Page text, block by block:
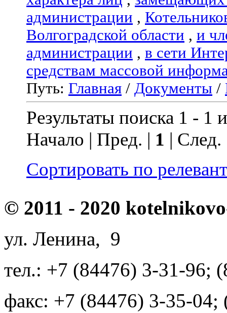
администрации ,
Волгоградской области , и
администрации , в сети
средствам массовой
Путь: Главная / Документы /
Результаты поиска 1 - 1
Начало | Пред. | 1 |
Сортировать по
© 2011 - 2020
ул. Ленина, 9
тел.: +7 (84476) 3-31-96;
факс: +7 (84476) 3-35-04;